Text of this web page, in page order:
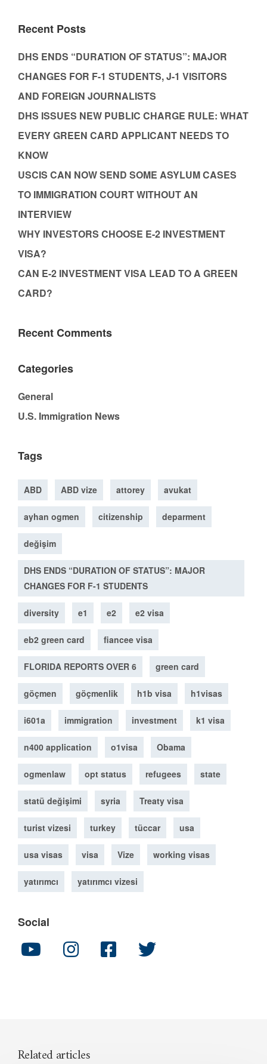
Recent Posts
DHS ENDS “DURATION OF STATUS”: MAJOR
CHANGES FOR F-1 STUDENTS, J-1 VISITORS
AND FOREIGN JOURNALISTS
DHS ISSUES NEW PUBLIC CHARGE RULE: WHAT
EVERY GREEN CARD APPLICANT NEEDS TO
KNOW
USCIS CAN NOW SEND SOME ASYLUM CASES
TO IMMIGRATION COURT WITHOUT AN
INTERVIEW
WHY INVESTORS CHOOSE E-2 INVESTMENT
VISA?
CAN E-2 INVESTMENT VISA LEAD TO A GREEN
CARD?
Recent Comments
Categories
General
U.S. Immigration News
Tags
ABD ABD vize attorey avukat
ayhan ogmen citizenship deparment
değişim
DHS ENDS “DURATION OF STATUS”: MAJOR
CHANGES FOR F-1 STUDENTS
diversity e1 e2 e2 visa
eb2 green card fiancee visa
FLORIDA REPORTS OVER 6 green card
göçmen göçmenlik h1b visa h1visas
i601a immigration investment k1 visa
n400 application o1visa Obama
ogmenlaw opt status refugees state
statü değişimi syria Treaty visa
turist vizesi turkey tüccar usa
usa visas visa Vize working visas
yatırımcı yatırımcı vizesi
Social
Related articles